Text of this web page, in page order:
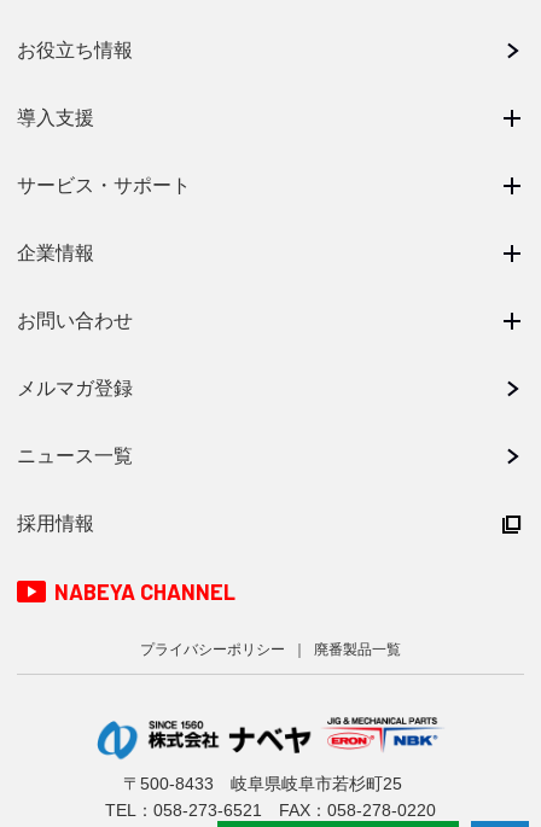
お役立ち情報
導入支援
サービス・サポート
企業情報
お問い合わせ
メルマガ登録
ニュース一覧
採用情報
NABEYA CHANNEL
プライバシーポリシー 廃番製品一覧
〒500-8433 岐阜県岐阜市若杉町25
TEL： 058-273-6521 FAX：058-278-0220